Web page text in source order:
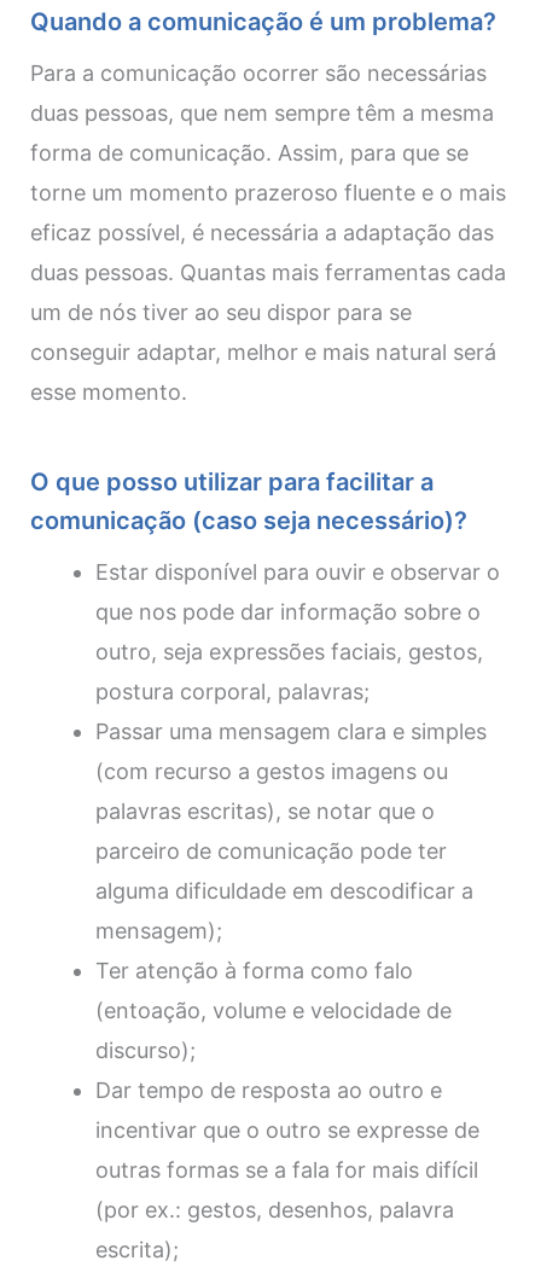
Quando a comunicação é um problema?
Para a comunicação ocorrer são necessárias
duas pessoas, que nem sempre têm a mesma
forma de comunicação. Assim, para que se
torne um momento prazeroso fluente e o mais
eficaz possível, é necessária a adaptação das
duas pessoas. Quantas mais ferramentas cada
um de nós tiver ao seu dispor para se
conseguir adaptar, melhor e mais natural será
esse momento.
O que posso utilizar para facilitar a
comunicação (caso seja necessário)?
Estar disponível para ouvir e observar o
que nos pode dar informação sobre o
outro, seja expressões faciais, gestos,
postura corporal, palavras;
Passar uma mensagem clara e simples
(com recurso a gestos imagens ou
palavras escritas), se notar que o
parceiro de comunicação pode ter
alguma dificuldade em descodificar a
mensagem);
Ter atenção à forma como falo
(entoação, volume e velocidade de
discurso);
Dar tempo de resposta ao outro e
incentivar que o outro se expresse de
outras formas se a fala for mais difícil
(por ex.: gestos, desenhos, palavra
escrita);